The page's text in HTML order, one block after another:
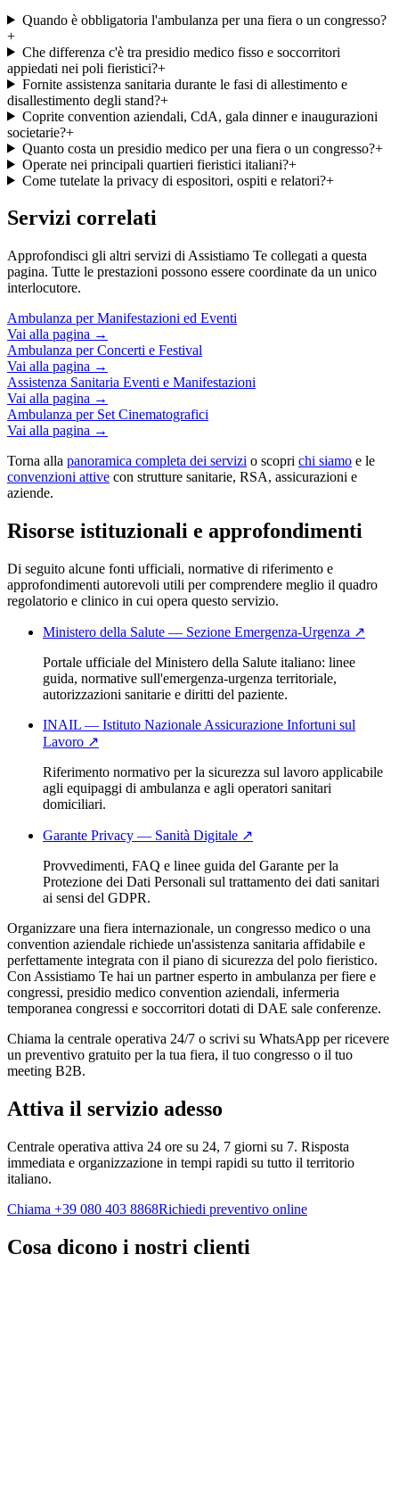
Quando è obbligatoria l'ambulanza per una fiera o un congresso?
+
Che differenza c'è tra presidio medico fisso e soccorritori
appiedati nei poli fieristici?+
Fornite assistenza sanitaria durante le fasi di allestimento e
disallestimento degli stand?+
Coprite convention aziendali, CdA, gala dinner e inaugurazioni
societarie?+
Quanto costa un presidio medico per una fiera o un congresso?+
Operate nei principali quartieri fieristici italiani?+
Come tutelate la privacy di espositori, ospiti e relatori?+
Servizi correlati
Approfondisci gli altri servizi di Assistiamo Te collegati a questa
pagina. Tutte le prestazioni possono essere coordinate da un unico
interlocutore.
Ambulanza per Manifestazioni ed Eventi
Vai alla pagina →
Ambulanza per Concerti e Festival
Vai alla pagina →
Assistenza Sanitaria Eventi e Manifestazioni
Vai alla pagina →
Ambulanza per Set Cinematografici
Vai alla pagina →
Torna alla panoramica completa dei servizi o scopri chi siamo e le
convenzioni attive con strutture sanitarie, RSA, assicurazioni e
aziende.
Risorse istituzionali e approfondimenti
Di seguito alcune fonti ufficiali, normative di riferimento e
approfondimenti autorevoli utili per comprendere meglio il quadro
regolatorio e clinico in cui opera questo servizio.
Ministero della Salute — Sezione Emergenza-Urgenza ↗
Portale ufficiale del Ministero della Salute italiano: linee
guida, normative sull'emergenza-urgenza territoriale,
autorizzazioni sanitarie e diritti del paziente.
INAIL — Istituto Nazionale Assicurazione Infortuni sul
Lavoro ↗
Riferimento normativo per la sicurezza sul lavoro applicabile
agli equipaggi di ambulanza e agli operatori sanitari
domiciliari.
Garante Privacy — Sanità Digitale ↗
Provvedimenti, FAQ e linee guida del Garante per la
Protezione dei Dati Personali sul trattamento dei dati sanitari
ai sensi del GDPR.
Organizzare una fiera internazionale, un congresso medico o una
convention aziendale richiede un'assistenza sanitaria affidabile e
perfettamente integrata con il piano di sicurezza del polo fieristico.
Con Assistiamo Te hai un partner esperto in ambulanza per fiere e
congressi, presidio medico convention aziendali, infermeria
temporanea congressi e soccorritori dotati di DAE sale conferenze.
Chiama la centrale operativa 24/7 o scrivi su WhatsApp per ricevere
un preventivo gratuito per la tua fiera, il tuo congresso o il tuo
meeting B2B.
Attiva il servizio adesso
Centrale operativa attiva 24 ore su 24, 7 giorni su 7. Risposta
immediata e organizzazione in tempi rapidi su tutto il territorio
italiano.
Chiama +39 080 403 8868Richiedi preventivo online
Cosa dicono i nostri clienti